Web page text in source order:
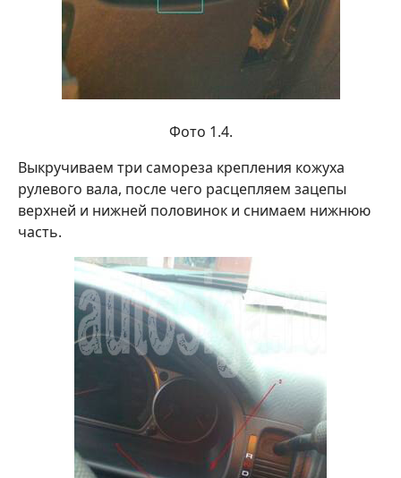
Фото 1.4.
Выкручиваем три самореза крепления кожуха
рулевого вала, после чего расцепляем зацепы
верхней и нижней половинок и снимаем нижнюю
часть.